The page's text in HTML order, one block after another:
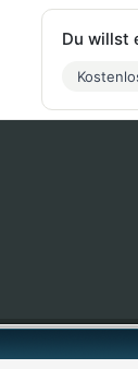
Du willst